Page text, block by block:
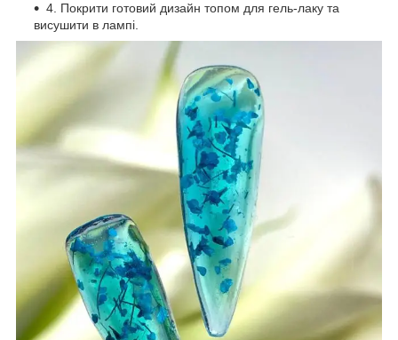
4. Покрити готовий дизайн топом для гель-лаку та
висушити в лампі.